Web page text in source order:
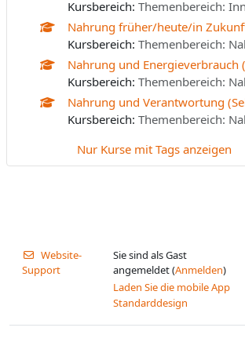
Kursbereich: Themenbereich:
Nahrung früher/heute/in
Kursbereich: Themenbereich:
Nahrung und Energieverbrauch
Kursbereich: Themenbereich:
Nahrung und Verantwortung
Kursbereich: Themenbereich:
Nur Kurse mit Tags anzeigen
Website-
Support
Sie sind als Gast
angemeldet (Anmelden)
Laden Sie die mobile App
Standarddesign